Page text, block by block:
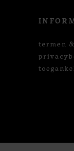
termen